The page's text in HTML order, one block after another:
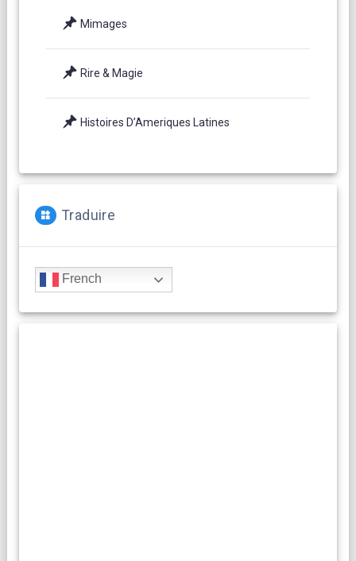
Mimages
Rire & Magie
Histoires D’Ameriques Latines
Traduire
French